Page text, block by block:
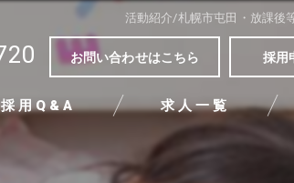
活動紹介/札幌市屯田・放課
お問い合わせはこちら 採用
採用Q&A 求人一覧